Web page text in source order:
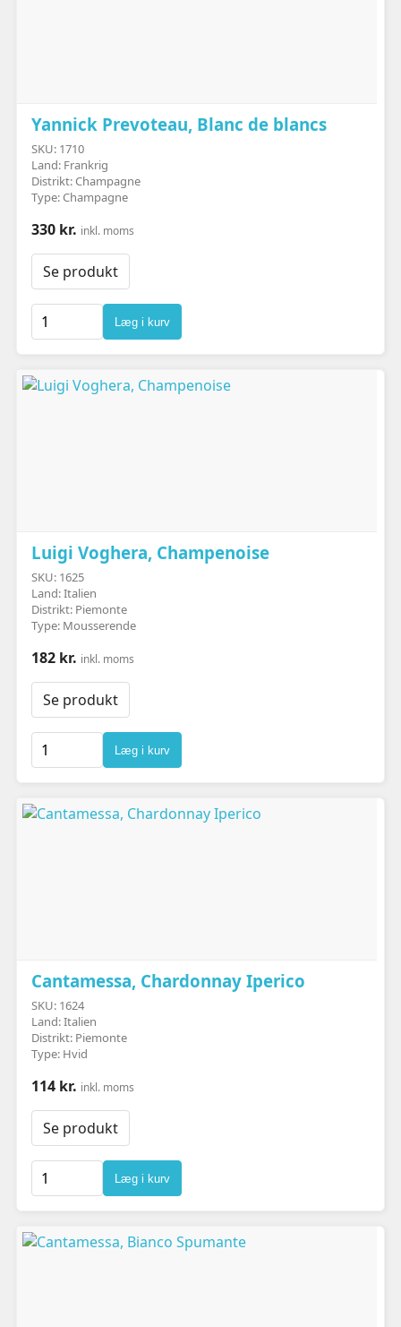
Yannick Prevoteau, Blanc de blancs
SKU: 1710
Land: Frankrig
Distrikt: Champagne
Type: Champagne
330 kr. inkl. moms
Se produkt
Læg i kurv
Luigi Voghera, Champenoise
SKU: 1625
Land: Italien
Distrikt: Piemonte
Type: Mousserende
182 kr. inkl. moms
Se produkt
Læg i kurv
Cantamessa, Chardonnay Iperico
SKU: 1624
Land: Italien
Distrikt: Piemonte
Type: Hvid
114 kr. inkl. moms
Se produkt
Læg i kurv